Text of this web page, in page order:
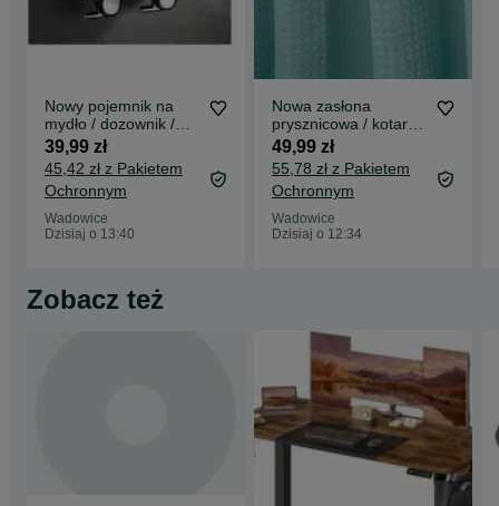
Nowy pojemnik na
mydło / dozownik /
2x500ml / łazienka /
wiszący/W362!
39,99 zł
45,42 zł z Pakietem
Ochronnym
Wadowice
Dzisiaj o 13:40
Nowa zasłona
prysznicowa / kotara /
firanka / 182x214cm
/turkus !A148!
49,99 zł
55,78 zł z Pakietem
Ochronnym
Wadowice
Dzisiaj o 12:34
Zobacz też